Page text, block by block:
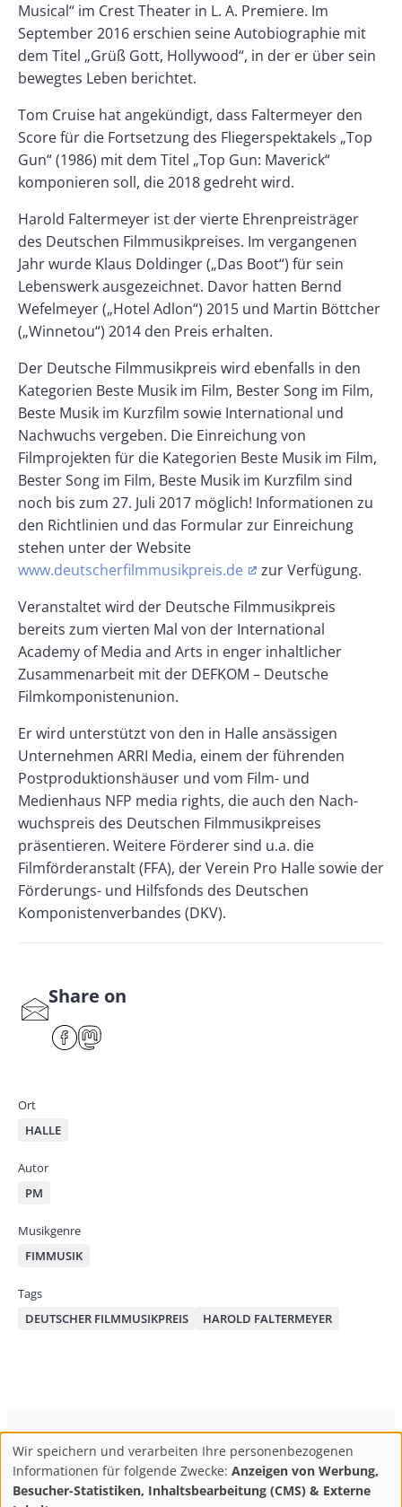
Musical“ im Crest Theater in L. A. Premiere. Im
September 2016 erschien seine Autobiographie mit
dem Titel „Grüß Gott, Hollywood“, in der er über sein
bewegtes Leben berichtet.
Tom Cruise hat angekündigt, dass Faltermeyer den
Score für die Fortsetzung des Fliegerspektakels „Top
Gun“ (1986) mit dem Titel „Top Gun: Maverick“
komponieren soll, die 2018 gedreht wird.
Harold Faltermeyer ist der vierte Ehrenpreisträger
des Deutschen Filmmusikpreises. Im vergangenen
Jahr wurde Klaus Doldinger („Das Boot“) für sein
Lebenswerk ausgezeichnet. Davor hatten Bernd
Wefelmeyer („Hotel Adlon“) 2015 und Martin Böttcher
(„Winnetou“) 2014 den Preis erhalten.
Der Deutsche Filmmusikpreis wird ebenfalls in den
Kategorien Beste Musik im Film, Bester Song im Film,
Beste Musik im Kurzfilm sowie International und
Nachwuchs vergeben. Die Einreichung von
Filmprojekten für die Kategorien Beste Musik im Film,
Bester Song im Film, Beste Musik im Kurzfilm sind
noch bis zum 27. Juli 2017 möglich! Informationen zu
den Richtlinien und das Formular zur Einreichung
stehen unter der Website
www.deutscherfilmmusikpreis.de
zur Verfügung.
Veranstaltet wird der Deutsche Filmmusikpreis
bereits zum vierten Mal von der International
Academy of Media and Arts in enger inhaltlicher
Zusammenarbeit mit der DEFKOM – Deutsche
Filmkomponistenunion.
Er wird unterstützt von den in Halle ansässigen
Unternehmen ARRI Media, einem der führenden
Postproduktionshäuser und vom Film- und
Medienhaus NFP media rights, die auch den Nach-
wuchspreis des Deutschen Filmmusikpreises
präsentieren. Weitere Förderer sind u.a. die
Filmförderanstalt (FFA), der Verein Pro Halle sowie der
Förderungs- und Hilfsfonds des Deutschen
Komponistenverbandes (DKV).
S
Share on
F
Ort
HALLE
Autor
PM
Musikgenre
FIMMUSIK
Tags
DEUTSCHER FILMMUSIKPREIS
HAROLD FALTERMEYER
Footer
ConBrio Kulturmedienhaus AGB
Datenschutz
Impressum
Info & Kontakt
Abo kündigen / Widerruf der Bestellung
Use
of
Wir speichern und verarbeiten Ihre personenbezogenen
Informationen für folgende Zwecke: Anzeigen von Werbung,
Besucher-Statistiken, Inhaltsbearbeitung (CMS) & Externe